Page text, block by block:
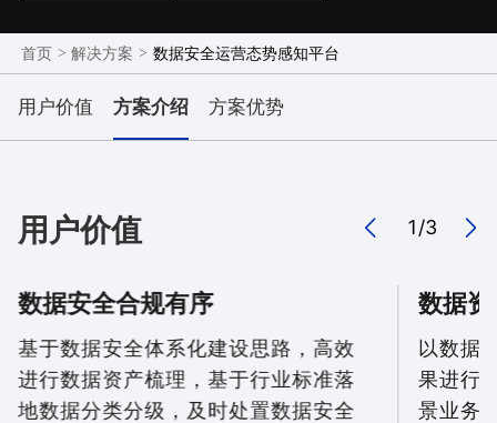
构建数据安全的全方位态势感知与动态防护。
首页 > 解决方案 > 数据安全运营态势感知平台
用户价值 方案介绍 方案优势
用户价值 1/3
数据安全合规有序
基于数据安全体系化建设思路，高效
进行数据资产梳理，基于行业标准落
地数据分类分级，及时处置数据安全
数据
以数据
果进行
景业务